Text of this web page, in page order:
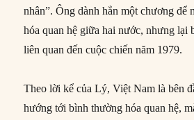
nhân”. Ông dành hẳn một chương để
hóa quan hệ giữa hai nước, nhưng lại
liên quan đến cuộc chiến năm 1979.
Theo lời kể của Lý, Việt Nam là bên
hướng tới bình thường hóa quan hệ,